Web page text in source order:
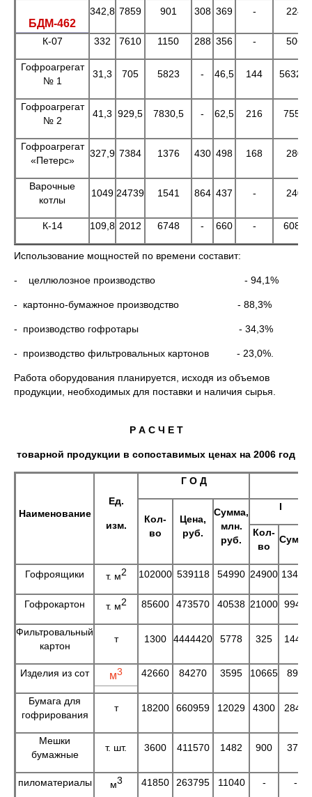
БДМ-462
342,8 7859 901 308 369 - 224
К-07 332 7610 1150 288 356 - 506
Гофроагрегат
№ 1
31,3 705 5823 - 46,5 144 5632,5
Гофроагрегат
№ 2
41,3 929,5 7830,5 - 62,5 216 7552
Гофроагрегат
«Петерс»
327,9 7384 1376 430 498 168 280
Варочные
котлы
1049 24739 1541 864 437 - 240
К-14 109,8 2012 6748 - 660 - 6088
Использование мощностей по времени составит:
- целлюлозное производство - 94,1%
- картонно-бумажное производство - 88,3%
- производство гофротары - 34,3%
- производство фильтровальных картонов - 23,0%.
Работа оборудования планируется, исходя из объемов
продукции, необходимых для поставки и наличия сырья.
Р А С Ч Е Т
товарной продукции в сопоставимых ценах на 2006 год
Наименование
Ед.
изм.
Г О Д
Кол-
во
Цена,
руб.
Сумма,
млн.
руб.
I
Кол-
во
Сумма
Гофроящики т. м2 102000 539118 54990 24900 13424
Гофрокартон т. м2 85600 473570 40538 21000 9945
Фильтровальный
картон
т 1300 4444420 5778 325 1444
Изделия из сот м3 42660 84270 3595 10665 899
Бумага для
гофрирования
т 18200 660959 12029 4300 2842
Мешки
бумажные
т. шт. 3600 411570 1482 900 370
пиломатериалы м3 41850 263795 11040 - -